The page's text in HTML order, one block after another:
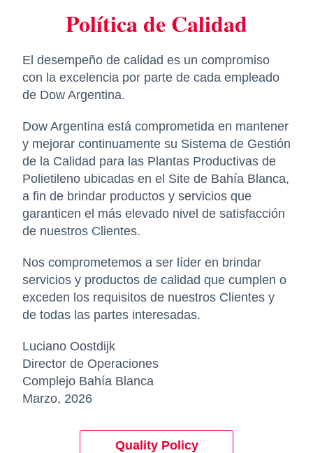
Política de Calidad
El desempeño de calidad es un compromiso
con la excelencia por parte de cada empleado
de Dow Argentina.
Dow Argentina está comprometida en mantener
y mejorar continuamente su Sistema de Gestión
de la Calidad para las Plantas Productivas de
Polietileno ubicadas en el Site de Bahía Blanca,
a fin de brindar productos y servicios que
garanticen el más elevado nivel de satisfacción
de nuestros Clientes.
Nos comprometemos a ser líder en brindar
servicios y productos de calidad que cumplen o
exceden los requisitos de nuestros Clientes y
de todas las partes interesadas.
Luciano Oostdijk
Director de Operaciones
Complejo Bahía Blanca
Marzo, 2026
Quality Policy